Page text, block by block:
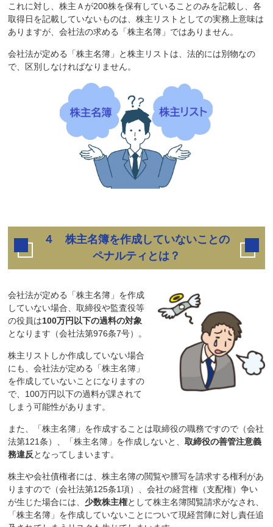
これに対し、株主Ａが200株を保有していることのみを記載し、各
取得日を記載していないものは、株主リストとしての実務上意味は
ありますが、会社法の求める「株主名簿」ではありません。
会社法が定める「株主名簿」と株主リストは、法的には別物なの
で、区別しなければなりません。
４ 株主名簿を作成していないことの
ペナルティとは？
会社法が定める「株主名簿」を作成
していない場合、取締役や監査役等
の役員は100万円以下の過料の対象
となります（会社法第976条7号）。
株主リストしか作成していない場合
にも、会社法が定める「株主名簿」
を作成していないことになりますの
で、100万円以下の過料が課されて
しまう可能性があります。
また、「株主名簿」を作成することは取締役の職務ですので（会社
法第121条）、「株主名簿」を作成しないと、取締役の善管注意義
務違反となってしまいます。
株主や会社債権者には、株主名簿の閲覧や謄写を請求する権利があ
りますので（会社法第125条1項）、会社の経営権（支配権）争い
が生じた場合には、 少数株主権として株主名簿閲覧請求がなされ、
「株主名簿」を作成していないことについて現経営陣に対し責任追